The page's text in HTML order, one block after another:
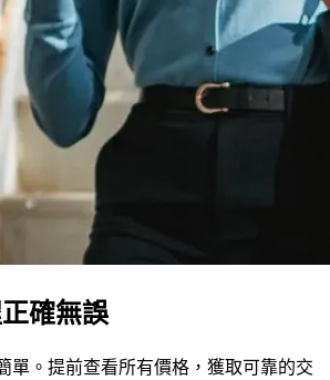
確無誤
單。提前查看所有價格，獲取可靠的交